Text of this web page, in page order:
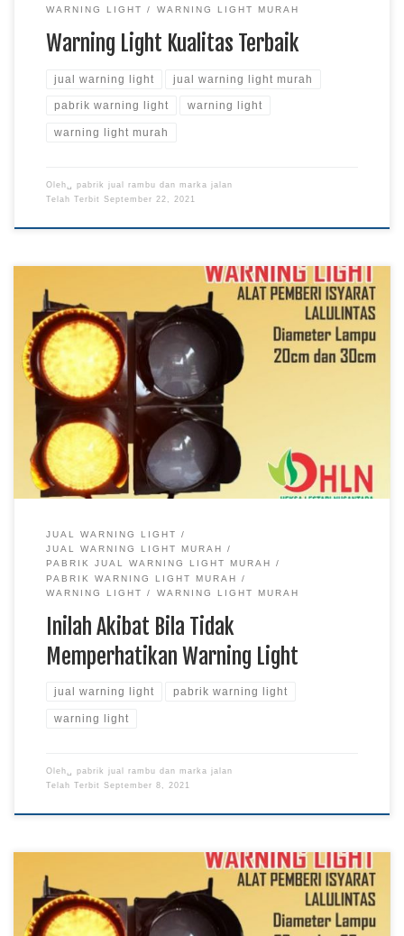
WARNING LIGHT
WARNING LIGHT MURAH
Warning Light Kualitas Terbaik
jual warning light jual warning light murah
pabrik warning light warning light
warning light murah
Oleh␣ pabrik jual rambu dan marka jalan
Telah Terbit September 22, 2021
JUAL WARNING LIGHT
JUAL WARNING LIGHT MURAH
PABRIK JUAL WARNING LIGHT MURAH
PABRIK WARNING LIGHT MURAH
WARNING LIGHT
WARNING LIGHT MURAH
Inilah Akibat Bila Tidak
Memperhatikan Warning Light
jual warning light pabrik warning light
warning light
Oleh␣ pabrik jual rambu dan marka jalan
Telah Terbit September 8, 2021